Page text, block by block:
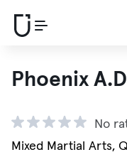
Phoenix
No
Mixed Martial Arts,